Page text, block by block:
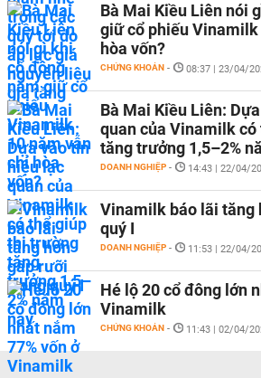
Bà Mai Kiều Liên nói
giữ cổ phiếu
hòa vốn?
CHỨNG KHOÁN - 08:37 | 23/04/
Bà Mai Kiều Liên:
quan của Vinamilk
tăng trưởng 1,5–2%
DOANH NGHIỆP - 14:43 | 22/04/
Vinamilk báo lãi tăng
quý I
DOANH NGHIỆP - 11:53 | 22/04/
Hé lộ 20 cổ đông lớn
Vinamilk
CHỨNG KHOÁN - 11:43 | 02/04/